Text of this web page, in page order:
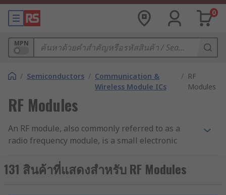
0
MPN
/ Semiconductors / Communication &
Wireless Module ICs
/ RF
Modules
RF Modules
An RF module, also commonly referred to as a
radio frequency module, is a small electronic
signals between two devices, and is also used in
embedded systems to facilitate wireless
131 สินค้าที่แสดงสำหรับ RF Modules